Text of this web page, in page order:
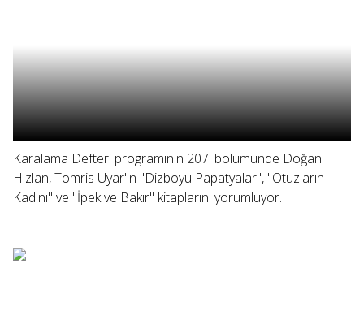
Karalama Defteri programının 207. bölümünde Doğan
Hızlan, Tomris Uyar'ın "Dizboyu Papatyalar", "Otuzların
Kadını" ve "İpek ve Bakır" kitaplarını yorumluyor.